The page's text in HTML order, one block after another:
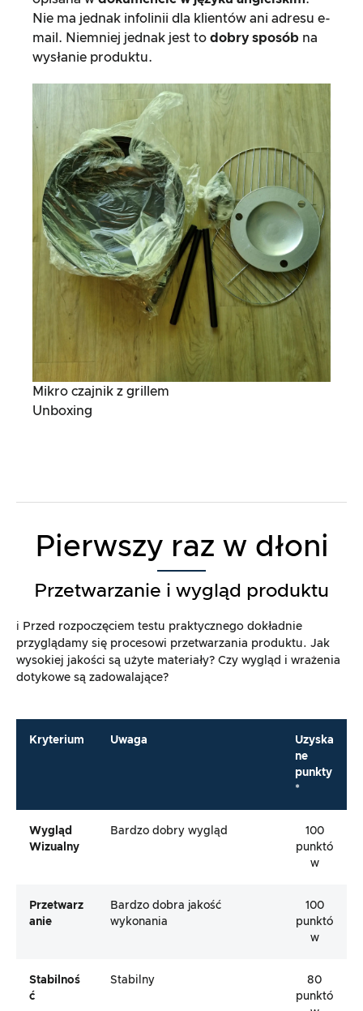
Nie ma jednak infolinii dla klientów ani adresu e-
mail. Niemniej jednak jest to dobry sposób na
wysłanie produktu.
Mikro czajnik z grillem
Unboxing
Pierwszy raz w dłoni
Przetwarzanie i wygląd produktu
ℹ️ Przed rozpoczęciem testu praktycznego dokładnie
przyglądamy się procesowi przetwarzania produktu. Jak
wysokiej jakości są użyte materiały? Czy wygląd i wrażenia
dotykowe są zadowalające?
Kryterium Uwaga
Uzyska
ne
punkty
*
Wygląd
Wizualny
Bardzo dobry wygląd
100
punktó
w
Przetwarz
Anie
Bardzo dobra jakość
wykonania
100
punktó
w
Stabilnoś
Ć
Stabilny
80
punktó